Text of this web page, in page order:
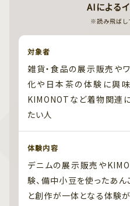
AIによる
※読み飛ばし
対象者
雑貨・食品の展示販売や
化や日本茶の体験に興
KIMONOTなど着物関連
たい人
体験内容
デニムの展示販売や
験、備中小豆を使ったあ
と創作が一体となる体験が